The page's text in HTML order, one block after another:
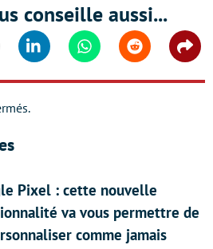
conseille aussi...
Linkedin WhatsappReddit
Pixel : cette nouvelle
va vous permettre de
comme jamais